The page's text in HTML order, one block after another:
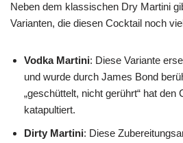
Neben dem klassischen Dry Martini
Varianten, die diesen Cocktail noch
Vodka Martini: Diese Variante
und wurde durch James Bond
„geschüttelt, nicht gerührt“ hat den
katapultiert.
Dirty Martini: Diese